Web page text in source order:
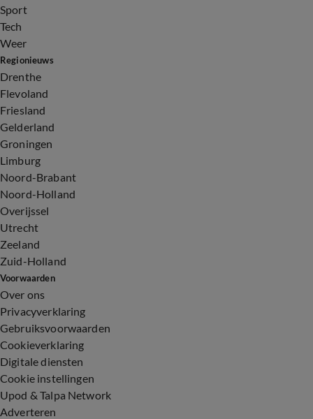
Sport
Tech
Weer
Regionieuws
Drenthe
Flevoland
Friesland
Gelderland
Groningen
Limburg
Noord-Brabant
Noord-Holland
Overijssel
Utrecht
Zeeland
Zuid-Holland
Voorwaarden
Over ons
Privacyverklaring
Gebruiksvoorwaarden
Cookieverklaring
Digitale diensten
Cookie instellingen
Upod & Talpa Network
Adverteren